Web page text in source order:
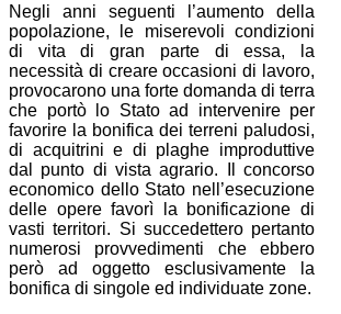
Negli anni seguenti l’aumento della
popolazione, le miserevoli condizioni
di vita di gran parte di essa, la
necessità di creare occasioni di lavoro,
provocarono una forte domanda di terra
che portò lo Stato ad intervenire per
favorire la bonifica dei terreni paludosi,
di acquitrini e di plaghe improduttive
dal punto di vista agrario. Il concorso
economico dello Stato nell’esecuzione
delle opere favorì la bonificazione di
vasti territori. Si succedettero pertanto
numerosi provvedimenti che ebbero
però ad oggetto esclusivamente la
bonifica di singole ed individuate zone.